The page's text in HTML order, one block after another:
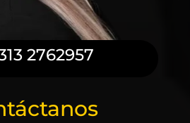
2762957